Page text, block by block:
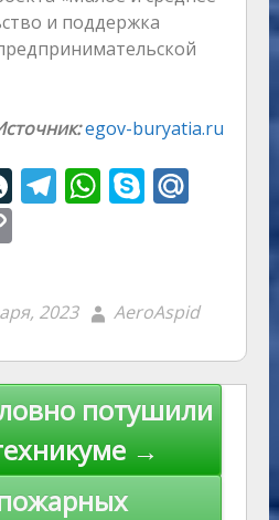
и поддержка
egov-buryatia.ru
Li
v
eJ
u
r
n
al
T
a
m
W
A
p
p
S
e
M
u
C
p
y
Li
n
k
2023 AeroAspid
потушили
→